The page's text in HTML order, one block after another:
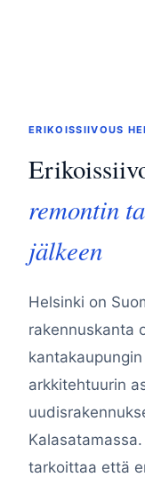
ERIKOISSIIVOUS
remontin
jälkeen
Helsinki on
rakennuskanta
arkkitehtuurin
tarkoittaa että